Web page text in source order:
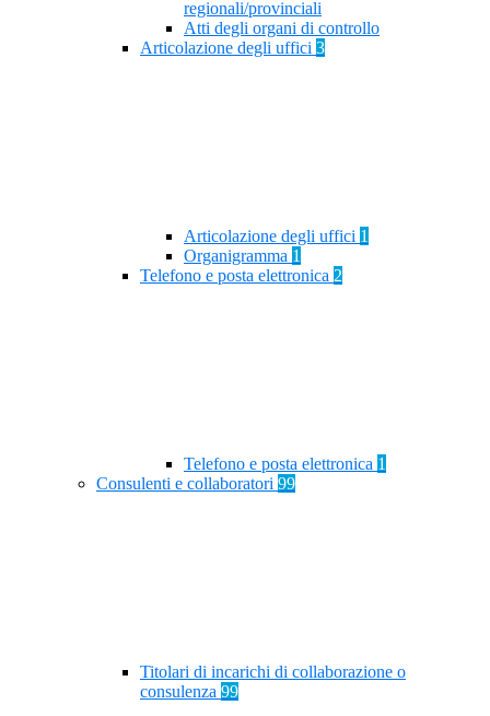
regionali/provinciali
Atti degli organi di controllo
Articolazione degli uffici 3
Articolazione degli uffici 1
Organigramma 1
Telefono e posta elettronica 2
Telefono e posta elettronica 1
Consulenti e collaboratori 99
Titolari di incarichi di collaborazione o
consulenza 99